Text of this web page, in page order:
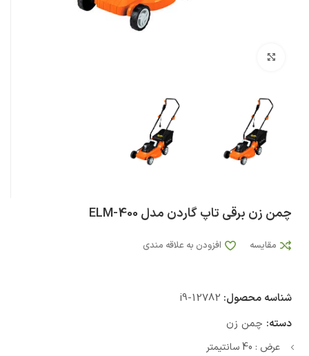
چمن زن برقی تاپ گاردن مدل ELM-400
مقایسه افزودن به علاقه مندی
شناسه محصول: i9-12782
دسته: چمن زن
عرض : 40 سانتیمتر